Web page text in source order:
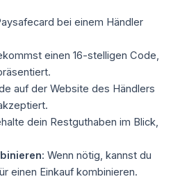
bei einem Händler
einen 16-stelligen Code,
auf der Website des Händlers
dein Restguthaben im Blick,
: Wenn nötig, kannst du
einen Einkauf kombinieren.